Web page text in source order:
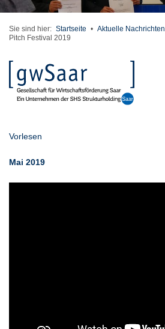
Sie sind hier: Startseite • Aktuelle Nachrichten
Pitch Festival 2019
Vorlesen
Mai 2019